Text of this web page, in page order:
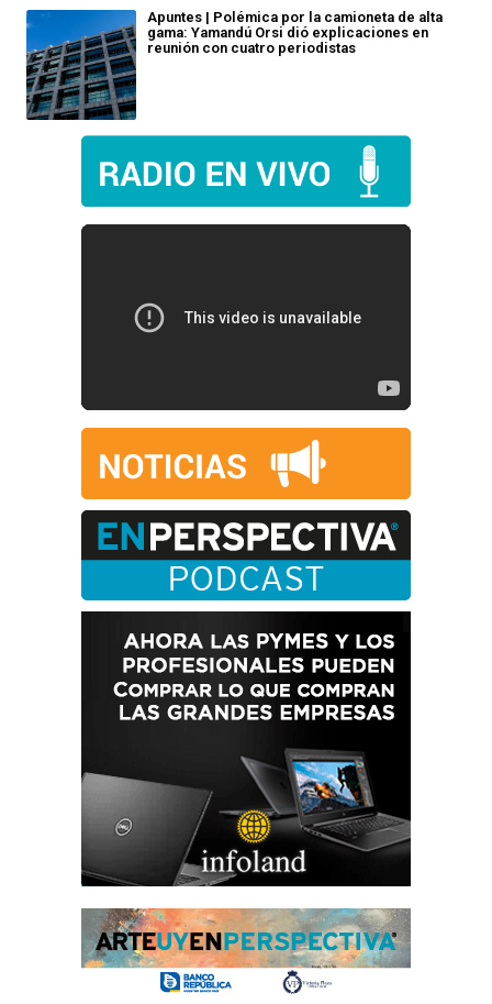
Apuntes | Polémica por la camioneta de alta
gama: Yamandú Orsi dió explicaciones en
reunión con cuatro periodistas